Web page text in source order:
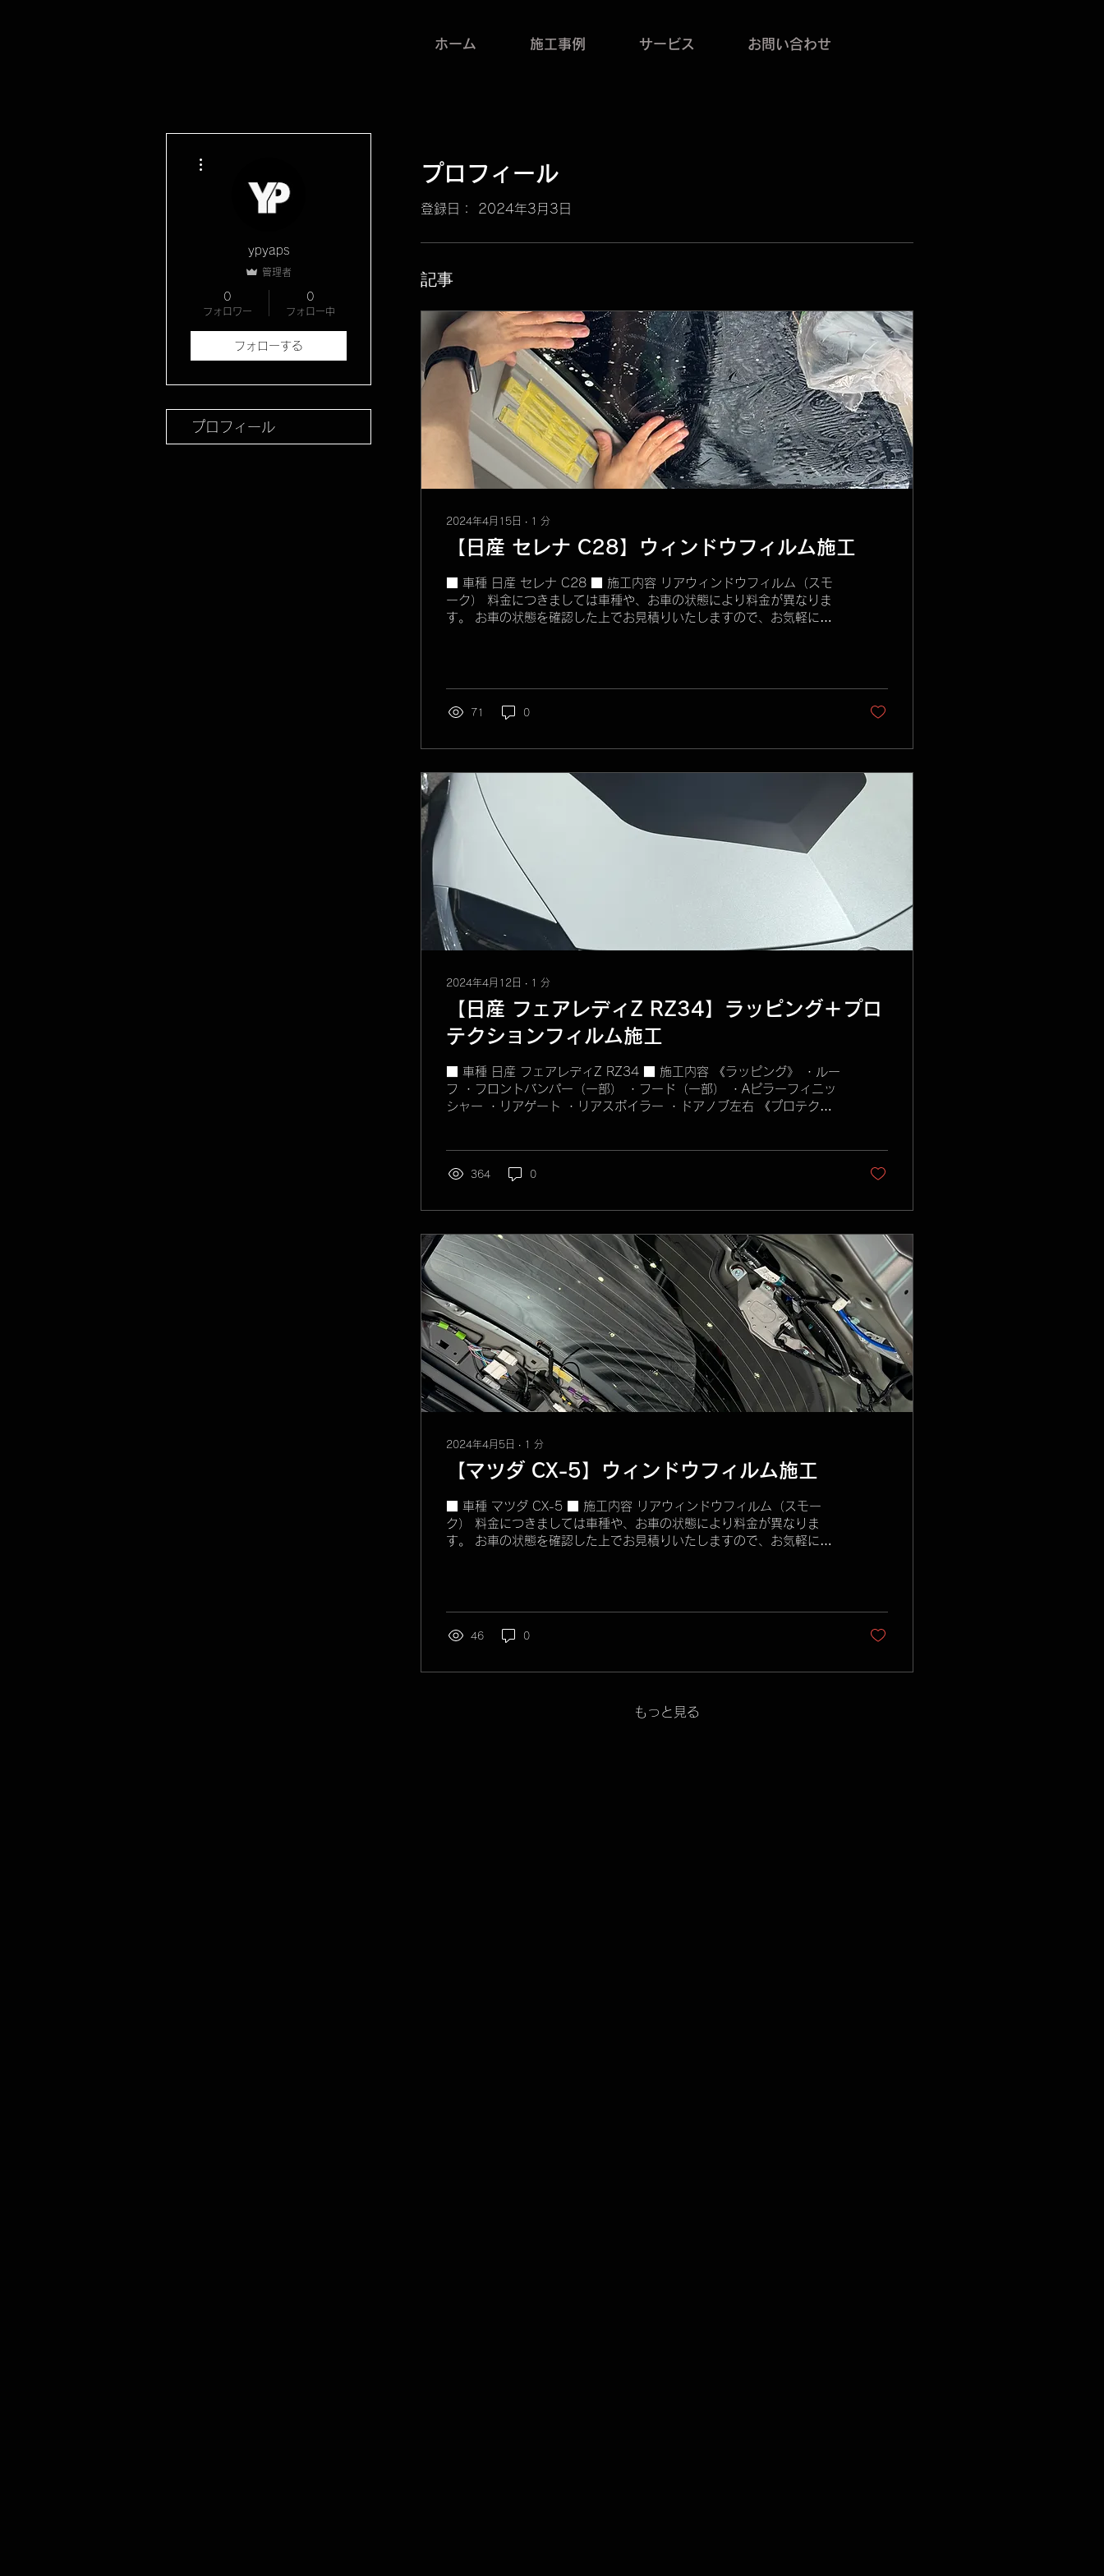
ホーム 施工事例 サービス お問い合わせ
プロフィール
登録日： 2024年3月3日
記事
2024年4月15日 ∙ 1 分
【日産 セレナ C28】ウィンドウフィルム施工
■ 車種 日産 セレナ C28 ■ 施工内容 リアウィンドウフィルム（スモ
ーク） 料金につきましては車種や、お車の状態により料金が異なりま
す。 お車の状態を確認した上でお見積りいたしますので、お気軽にお
71 0
2024年4月12日 ∙ 1 分
【日産 フェアレディZ RZ34】ラッピング＋プロ
テクションフィルム施工
■ 車種 日産 フェアレディZ RZ34 ■ 施工内容 《ラッピング》 ・ルー
フ ・フロントバンパー（一部） ・フード（一部） ・Aピラーフィニッ
シャー ・リアゲート ・リアスポイラー ・ドアノブ左右 《プロテクシ
364 0
2024年4月5日 ∙ 1 分
【マツダ CX-5】ウィンドウフィルム施工
■ 車種 マツダ CX-5 ■ 施工内容 リアウィンドウフィルム（スモー
ク） 料金につきましては車種や、お車の状態により料金が異なりま
す。 お車の状態を確認した上でお見積りいたしますので、お気軽にお
46 0
もっと見る
ypyaps
管理者
0
フォロワー
0
フォロー中
フォローする
プロフィール